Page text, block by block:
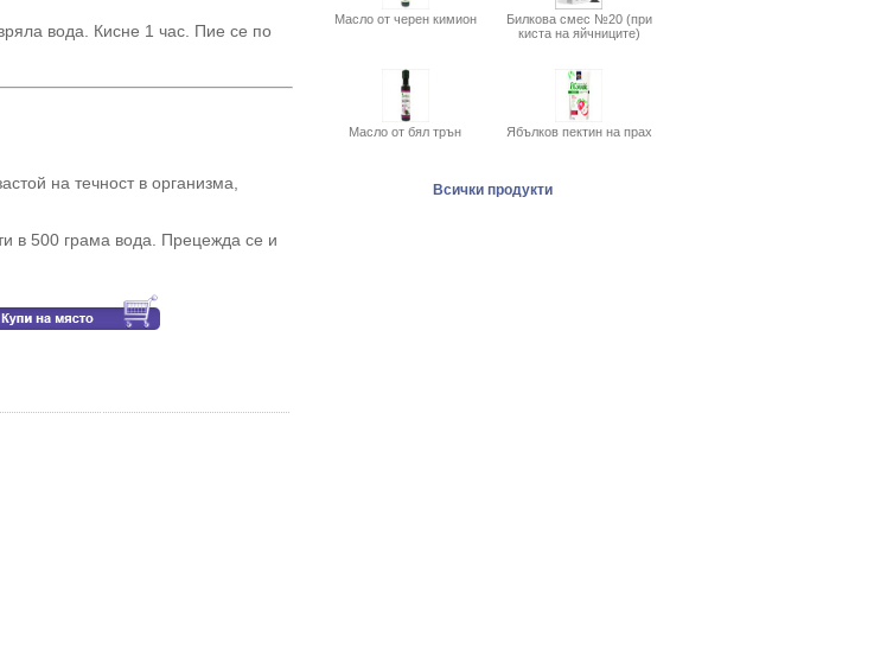
вода. Кисне 1 час. Пие се по
на течност в организма,
в 500 грама вода. Прецежда се и
Масло от черен кимион
Билкова смес №20 (при
киста на яйчниците)
Масло от бял трън Ябълков пектин на прах
Всички продукти